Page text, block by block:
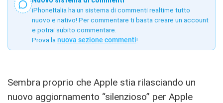
iPhoneItalia ha un sistema di commenti realtime tutto
nuovo e nativo! Per commentare ti basta creare un account
e potrai subito commentare.
Prova la nuova sezione commenti!
Sembra proprio che Apple stia rilasciando un
nuovo aggiornamento “silenzioso” per Apple